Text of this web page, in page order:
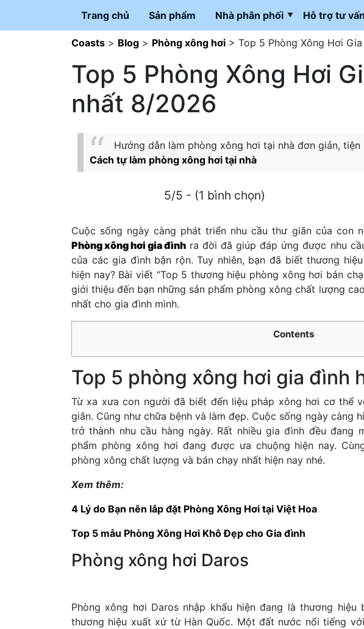
Trang chủ Sản phẩm Nhà phân phối Hỗ trợ tư vấn
Coasts > Blog > Phòng xông hơi > Top 5 Phòng Xông Hơi
Top 5 Phòng Xông Hơi
nhất 8/2026
Hướng dẫn làm phòng xông hơi tại nhà đơn giản, tiện
Cách tự làm phòng xông hơi tại nhà
5/5 - (1 bình chọn)
Cuộc sống ngày càng phát triển nhu cầu thư giãn của con
Phòng xông hơi gia đình ra đời đã giúp đáp ứng được nhu
của các gia đình bận rộn. Tuy nhiên, bạn đã biết thương
hiện nay? Bài viết “Top 5 thương hiệu phòng xông hơi bán
giới thiệu đến bạn những sản phẩm phòng xông chất lượng
nhất cho gia đình mình.
Contents
Top 5 phòng xông hơi gia đình
Từ xa xưa con người đã biết đến liệu pháp xông hơi cơ thể
giãn. Cũng như chữa bệnh và làm đẹp. Cuộc sống ngày càng
trở thành nhu cầu hàng ngày. Rất nhiều gia đình đều đang
phẩm phòng xông hơi đang được ưa chuộng hiện nay.
phòng xông chất lượng và bán chạy nhất hiện nay nhé.
Xem thêm:
4 Lý do Bạn nên lắp đặt Phòng Xông Hơi tại Việt Hoa
Top 5 mẫu Phòng Xông Hơi Khô Đẹp cho Gia đình
Phòng xông hơi Daros
Phòng xông hơi Daros nhập khẩu hiện đang là thương
thương hiệu xuất xứ từ Hàn Quốc. Một đất nước nổi tiếng